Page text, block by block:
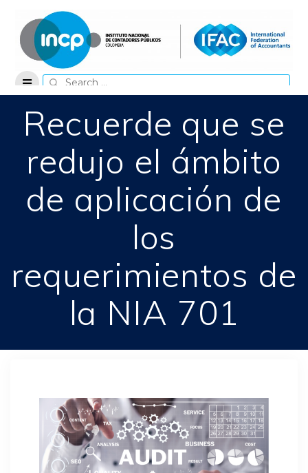
content
Search
for:
Recuerde que se
redujo el ámbito
de aplicación de
los
requerimientos de
la NIA 701